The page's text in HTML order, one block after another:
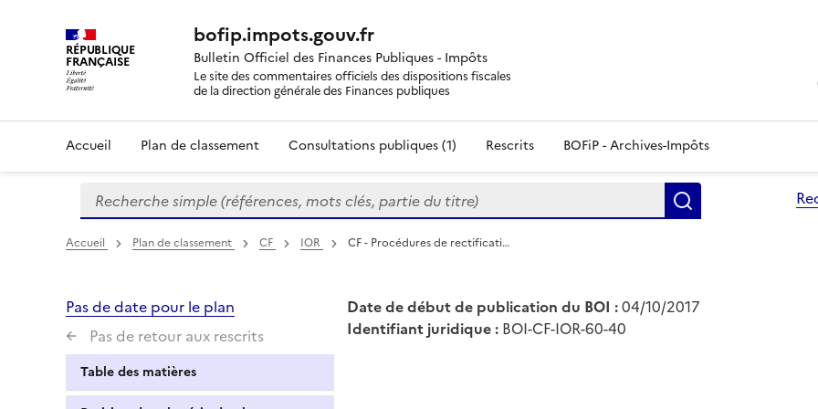
RÉPUBLIQUE
FRANÇAISE
bofip.impots.gouv.fr
Bulletin Officiel des Finances Publiques - Impôts
Le site des commentaires officiels des dispositions fiscales
de la direction générale des Finances publiques
Accueil Plan de classement Consultations publiques (1) Rescrits BOFiP - Archives-Impôts
Formulaire
de
recherche
Recherche simple (références, mots clés, partie du titre)
Accueil Plan de classement CF IOR CF - Procédures de rectificati…
Pas de date pour le plan
Pas de retour aux rescrits
Table des matières
Date de début de publication du BOI :04/10/2017
Identifiant juridique : BOI-CF-IOR-60-40